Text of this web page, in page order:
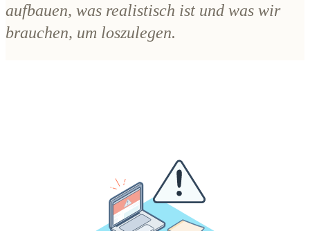
aufbauen, was realistisch ist und was wir
brauchen, um loszulegen.